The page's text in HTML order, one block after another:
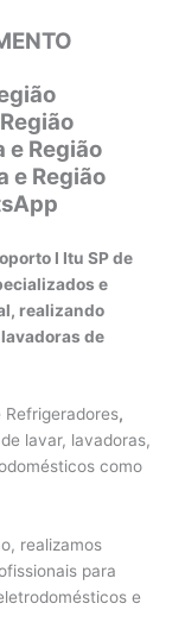
Região
e Região
I Itu SP de
e
realizando
de
,
lavar, lavadoras,
como
realizamos
para
e